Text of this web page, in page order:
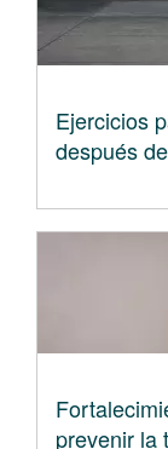
Ejercicios
después
prevenir la